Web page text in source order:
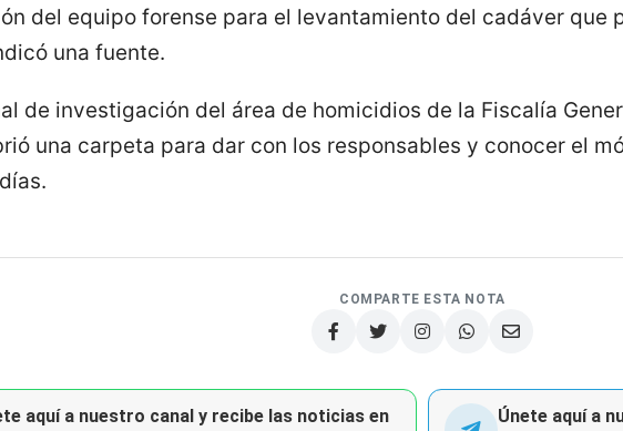
del equipo forense para el levantamiento del cadáver que
una fuente.
de investigación del área de homicidios de la Fiscalía
una carpeta para dar con los responsables y conocer el
COMPARTE ESTA NOTA
aquí a nuestro canal y recibe las noticias en
Únete aquí a